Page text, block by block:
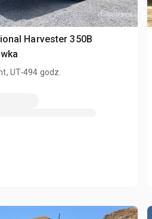
Harvester 350B
UT.494 godz.